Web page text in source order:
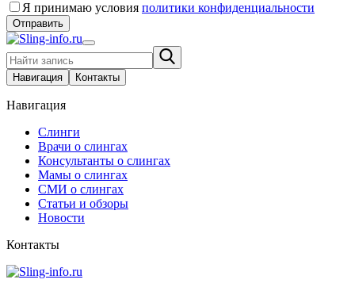
Я принимаю условия политики конфиденциальности
Отправить
Навигация Контакты
Навигация
Слинги
Врачи о слингах
Консультанты о слингах
Мамы о слингах
СМИ о слингах
Статьи и обзоры
Новости
Контакты